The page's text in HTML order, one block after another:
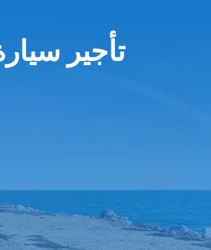
تأجير